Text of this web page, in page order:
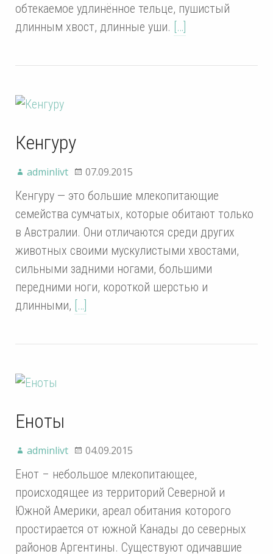
обтекаемое удлинённое тельце, пушистый
длинным хвост, длинные уши. […]
Кенгуру
adminlivt 07.09.2015
Кенгуру — это большие млекопитающие
семейства сумчатых, которые обитают только
в Австралии. Они отличаются среди других
животных своими мускулистыми хвостами,
сильными задними ногами, большими
передними ноги, короткой шерстью и
длинными, […]
Еноты
adminlivt 04.09.2015
Енот – небольшое млекопитающее,
происходящее из территорий Северной и
Южной Америки, ареал обитания которого
простирается от южной Канады до северных
районов Аргентины. Существуют одичавшие